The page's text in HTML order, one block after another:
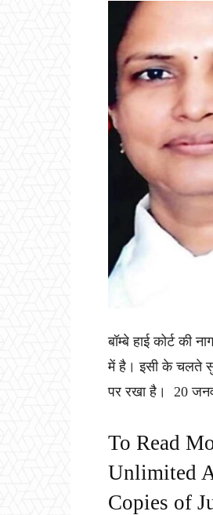
बॉम्बे हाई कोर्ट की
में है। इसी के चलते
पर रखा है। 20
To Read
Unlimited
Copies of